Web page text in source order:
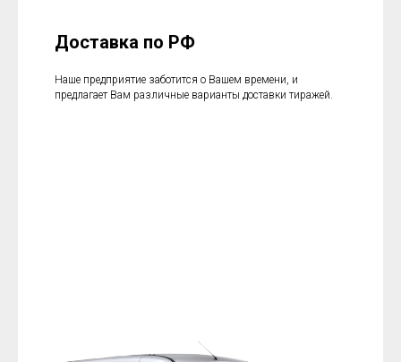
Доставка по РФ
Наше предприятие заботится о Вашем времени, и
предлагает Вам различные варианты доставки тиражей.